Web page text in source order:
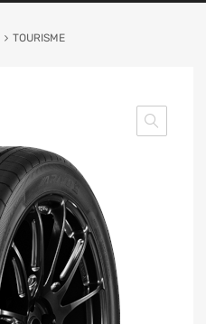
TOURISME